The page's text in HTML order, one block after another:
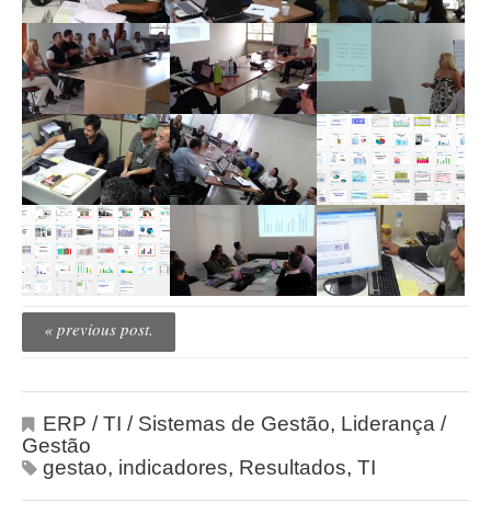
« previous post.
ERP / TI / Sistemas de Gestão, Liderança /
Gestão
gestao, indicadores, Resultados, TI